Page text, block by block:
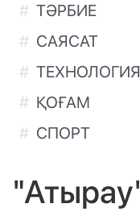
ТӘРБИЕ
САЯСАТ
ТЕХНОЛОГИЯ
ҚОҒАМ
СПОРТ